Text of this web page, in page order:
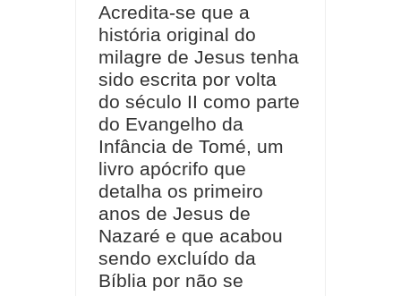
Acredita-se que a
história original do
milagre de Jesus tenha
sido escrita por volta
do século II como parte
do Evangelho da
Infância de Tomé, um
livro apócrifo que
detalha os primeiro
anos de Jesus de
Nazaré e que acabou
sendo excluído da
Bíblia por não se